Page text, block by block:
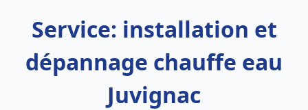
Service: installation et
dépannage chauffe eau
Juvignac